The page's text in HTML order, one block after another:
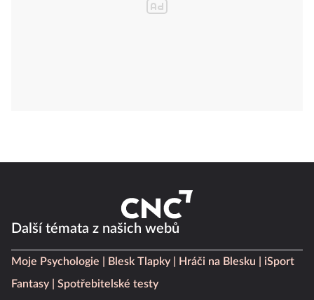
Další témata z našich webů
Moje Psychologie Blesk Tlapky Hráči na Blesku
iSport
Fantasy
Spotřebitelské testy